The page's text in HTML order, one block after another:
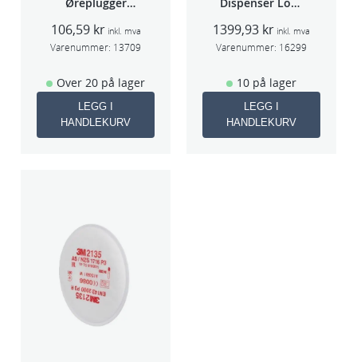
106,59 kr inkl. mva
Varenummer: 13709
Over 20 på lager
LEGG I
HANDLEKURV
Midi)
1399,93 kr inkl. mva
Varenummer: 16299
10 på lager
LEGG I
HANDLEKURV